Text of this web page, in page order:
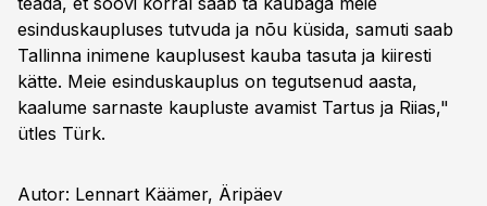
esinduskaupluses tutvuda ja nõu küsida, samuti saab
Tallinna inimene kauplusest kauba tasuta ja kiiresti
kätte. Meie esinduskauplus on tegutsenud aasta,
kaalume sarnaste kaupluste avamist Tartus ja Riias,"
ütles Türk.
Autor: Lennart Käämer, Äripäev